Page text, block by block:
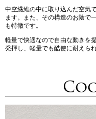
中空繊維の中に取り込んだ空気
ます。また、その構造のお陰で
も特徴です。
軽量で快適なので自由な動きを
発揮し、軽量でも酷使に耐えら